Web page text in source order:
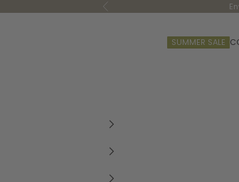
Anterior
SUMMER SALE